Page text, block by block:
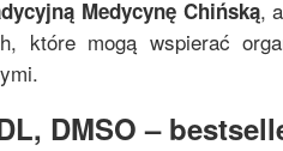
Medycynę Chińską,
które mogą wspierać
DMSO –